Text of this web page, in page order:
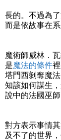
長的。不過為
而是依故事在
魔術師威林．
是魔法的條件
塔門西剝奪魔
知該如何謀生
說中的法國巫師
對方表示事情
及不了的世界